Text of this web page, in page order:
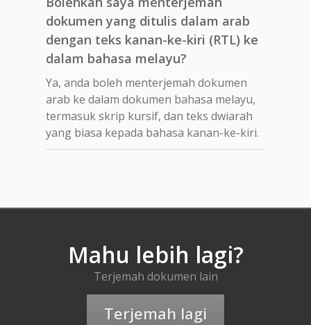
dokumen yang ditulis dalam arab
dengan teks kanan-ke-kiri (RTL) ke
dalam bahasa melayu?
Ya, anda boleh menterjemah dokumen
arab ke dalam dokumen bahasa melayu,
termasuk skrip kursif, dan teks dwiarah
yang biasa kepada bahasa kanan-ke-kiri.
Mahu lebih lagi?
Terjemah dokumen lain
Terjemah lagi